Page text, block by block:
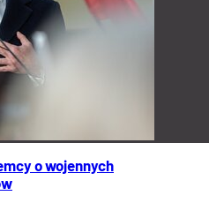
o wojennych